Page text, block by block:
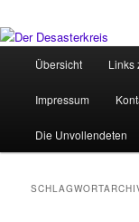
HauptmenüÜbersicht Links
Impressum
Die Unvollendeten